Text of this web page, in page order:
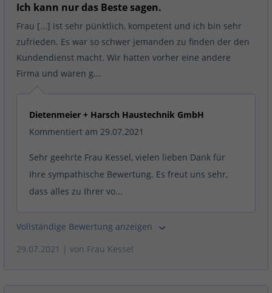
Ich kann nur das Beste sagen.
Frau [...] ist sehr pünktlich, kompetent und ich bin sehr
zufrieden. Es war so schwer jemanden zu finden der den
Kundendienst macht. Wir hatten vorher eine andere
Firma und waren g...
Dietenmeier + Harsch Haustechnik GmbH
Kommentiert am 29.07.2021
Sehr geehrte Frau Kessel, vielen lieben Dank für
Ihre sympathische Bewertung. Es freut uns sehr,
dass alles zu Ihrer vo...
Vollständige Bewertung anzeigen
29.07.2021 | von Frau Kessel